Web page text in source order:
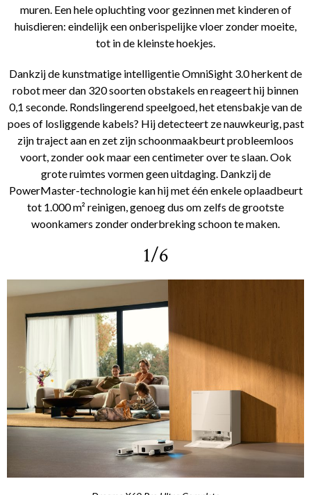
muren. Een hele opluchting voor gezinnen met kinderen of
huisdieren: eindelijk een onberispelijke vloer zonder moeite,
tot in de kleinste hoekjes.
Dankzij de kunstmatige intelligentie OmniSight 3.0 herkent de
robot meer dan 320 soorten obstakels en reageert hij binnen
0,1 seconde. Rondslingerend speelgoed, het etensbakje van de
poes of losliggende kabels? Hij detecteert ze nauwkeurig, past
zijn traject aan en zet zijn schoonmaakbeurt probleemloos
voort, zonder ook maar een centimeter over te slaan. Ook
grote ruimtes vormen geen uitdaging. Dankzij de
PowerMaster-technologie kan hij met één enkele oplaadbeurt
tot 1.000 m² reinigen, genoeg dus om zelfs de grootste
woonkamers zonder onderbreking schoon te maken.
1/6